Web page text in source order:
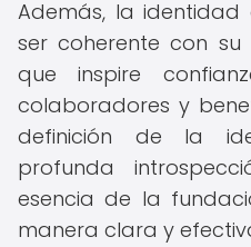
Además, la
ser coherente con
que inspire
colaboradores y
definición de la
profunda
esencia de la
manera clara y